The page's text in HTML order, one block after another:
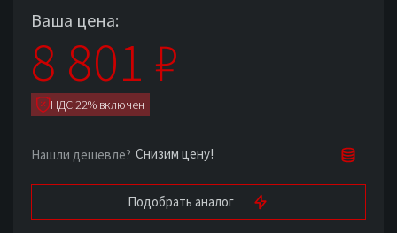
Ваша цена:
8 801 ₽
НДС 22% включен
Нашли дешевле? Снизим цену!
Подобрать аналог